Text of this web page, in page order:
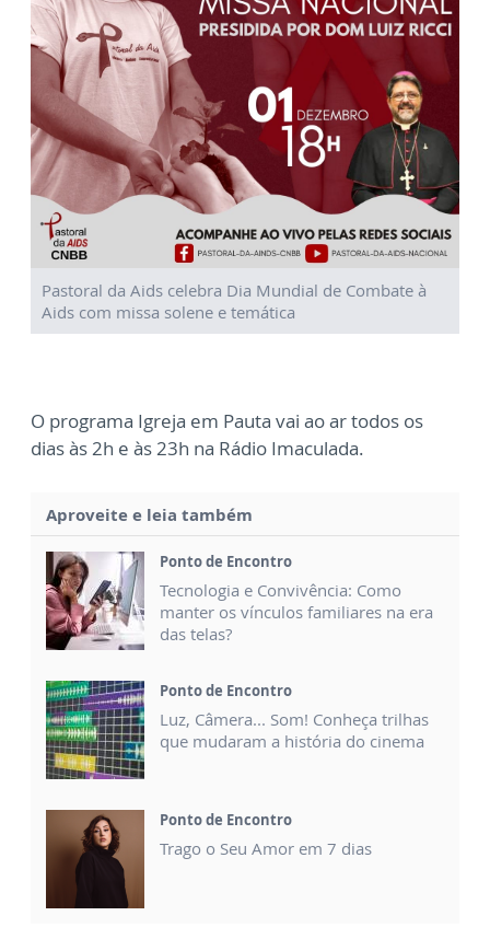
Pastoral da Aids celebra Dia Mundial de Combate à
Aids com missa solene e temática
O programa Igreja em Pauta vai ao ar todos os
dias às 2h e às 23h na Rádio Imaculada.
Aproveite e leia também
Ponto de Encontro
Tecnologia e Convivência: Como
manter os vínculos familiares na era
das telas?
Ponto de Encontro
Luz, Câmera... Som! Conheça trilhas
que mudaram a história do cinema
Ponto de Encontro
Trago o Seu Amor em 7 dias